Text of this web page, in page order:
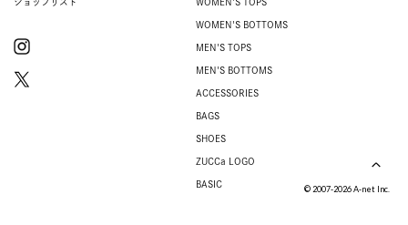
WOMEN'S BOTTOMS
MEN'S TOPS
MEN'S BOTTOMS
ACCESSORIES
BAGS
SHOES
ZUCCa LOGO
BASIC © 2007-2026 A-net Inc.